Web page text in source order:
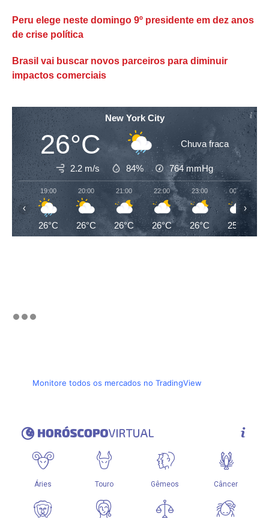
Peru elege neste domingo 9º presidente em dez anos
de crise política
Brasil vai buscar novos parceiros para diminuir
impactos comerciais
New York City
26°C Chuva fraca
2.2 m/s 84% 764mmHg
19:00
26°C
20:00
26°C
21:00
26°C
22:00
26°C
23:00
26°C
00:00
25°C
‹ ›
Monitore todos os mercados no TradingView